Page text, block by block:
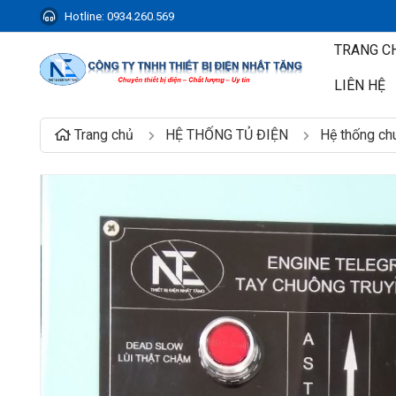
Hotline: 0934.260.569
TRANG
LIÊN HỆ
Trang chủ HỆ THỐNG TỦ ĐIỆN Hệ thống